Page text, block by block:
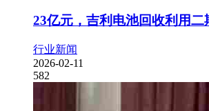
23亿元，吉利电池回收利用二
行业新闻
2026-02-11
582